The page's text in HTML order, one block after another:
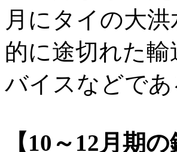
月にタイの大
的に途切れた
バイスなどであ
【10～12月期